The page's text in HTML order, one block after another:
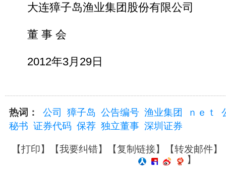
大连獐子岛渔业集团股份有限公司
董 事 会
2012年3月29日
热词： 公司 獐子岛 公告编号 渔业集团 ｎｅｔ
秘书 证券代码 保荐 独立董事 深圳证券
【打印】【我要纠错】【复制链接】【转发邮件】
】